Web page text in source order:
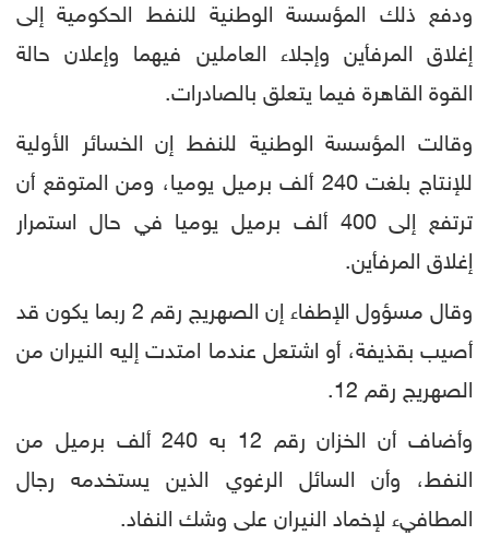
ودفع ذلك المؤسسة الوطنية للنفط الحكومية إلى
إغلاق المرفأين وإجلاء العاملين فيهما وإعلان حالة
القوة القاهرة فيما يتعلق بالصادرات.
وقالت المؤسسة الوطنية للنفط إن الخسائر الأولية
للإنتاج بلغت 240 ألف برميل يوميا، ومن المتوقع أن
ترتفع إلى 400 ألف برميل يوميا في حال استمرار
إغلاق المرفأين.
وقال مسؤول الإطفاء إن الصهريج رقم 2 ربما يكون قد
أصيب بقذيفة، أو اشتعل عندما امتدت إليه النيران من
الصهريج رقم 12.
وأضاف أن الخزان رقم 12 به 240 ألف برميل من
النفط، وأن السائل الرغوي الذين يستخدمه رجال
المطافيء لإخماد النيران على وشك النفاد.